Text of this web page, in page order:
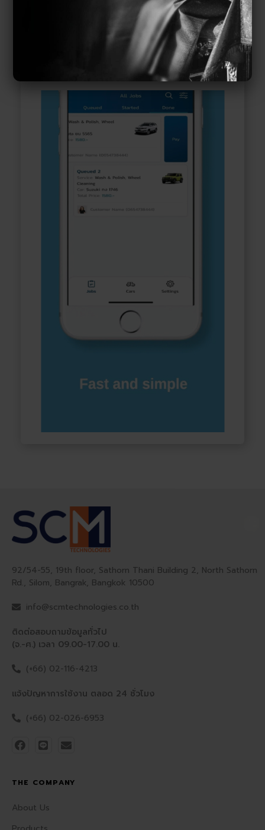
92/54-55, 19th floor, Sathorn Thani Building 2, North Sathorn
Rd., Silom, Bangrak, Bangkok 10500
info@scmtechnologies.co.th
ติดต่อสอบถามข้อมูลทั่วไป
(จ.-ศ.) เวลา 09.00-17.00 น.
(+66) 02-116-4213
แจ้งปัญหาการใช้งาน ตลอด 24 ชั่วโมง
(+66) 02-026-6953
THE COMPANY
About Us